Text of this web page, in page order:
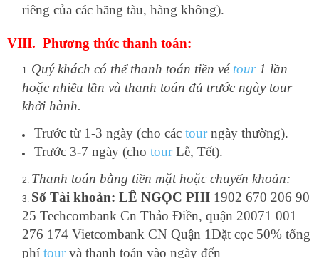
riêng của các hãng tàu, hàng không).
VIII. Phương thức thanh toán:
Quý khách có thể thanh toán tiền vétour1 lần
hoặc nhiều lần và thanh toán đủ trước ngày tour
khởi hành.
Trước từ 1-3 ngày (cho các tourngày thường).
Trước 3-7 ngày (cho tourLễ, Tết).
Thanh toán bằng tiền mặt hoặc chuyển khoản:
Số Tài khoản: LÊ NGỌC PHI 1902 670 206 90
25 Techcombank Cn Thảo Điền, quận 20071 001
276 174 Vietcombank CN Quận 1Đặt cọc 50% tổng
phí tourvà thanh toán vào ngày đến